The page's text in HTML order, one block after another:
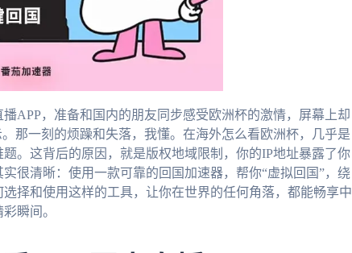
APP，准备和国内的朋友同步感受欧洲杯的激情，屏幕上却
那一刻的烦躁和失落，我懂。在海外怎么看欧洲杯，几乎是
。这背后的原因，就是版权地域限制，你的IP地址暴露了你
很清晰：使用一款可靠的回国加速器，帮你“虚拟回国”，绕
择和使用这样的工具，让你在世界的任何角落，都能畅享中
瞬间。